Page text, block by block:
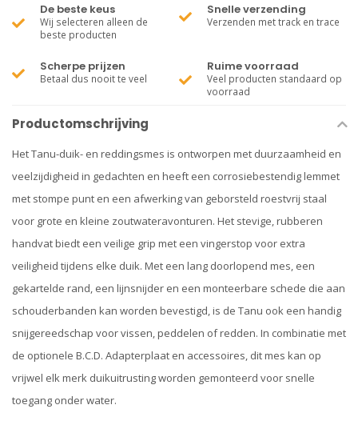
De beste keus
Wij selecteren alleen de
beste producten
Snelle verzending
Verzenden met track en trace
Scherpe prijzen
Betaal dus nooit te veel
Ruime voorraad
Veel producten standaard op
voorraad
Productomschrijving
Het Tanu-duik- en reddingsmes is ontworpen met duurzaamheid en
veelzijdigheid in gedachten en heeft een corrosiebestendig lemmet
met stompe punt en een afwerking van geborsteld roestvrij staal
voor grote en kleine zoutwateravonturen. Het stevige, rubberen
handvat biedt een veilige grip met een vingerstop voor extra
veiligheid tijdens elke duik. Met een lang doorlopend mes, een
gekartelde rand, een lijnsnijder en een monteerbare schede die aan
schouderbanden kan worden bevestigd, is de Tanu ook een handig
snijgereedschap voor vissen, peddelen of redden. In combinatie met
de optionele B.C.D. Adapterplaat en accessoires, dit mes kan op
vrijwel elk merk duikuitrusting worden gemonteerd voor snelle
toegang onder water.